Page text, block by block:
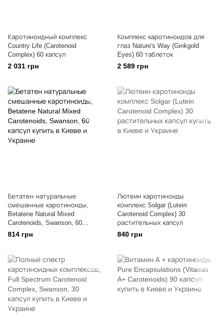
Каротиноидный комплекс
Country Life (Carotenoid
Complex) 60 капсул
2 031 грн
Комплекс каротиноидов для
глаз Nature's Way (Ginkgold
Eyes) 60 таблеток
2 589 грн
Бетатен натуральные
смешанные каротиноиды,
Betatene Natural Mixed
Carotenoids, Swanson, 60
капсул
814 грн
Лютеин каротиноиды
комплекс Solgar (Lutein
Carotenoid Complex) 30
растительных капсул
840 грн